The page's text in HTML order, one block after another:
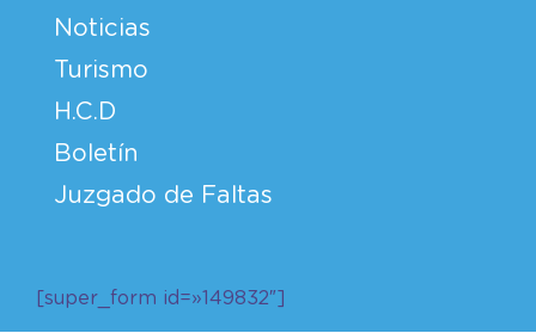
Noticias
Turismo
H.C.D
Boletín
Juzgado de Faltas
[super_form id=»149832″]